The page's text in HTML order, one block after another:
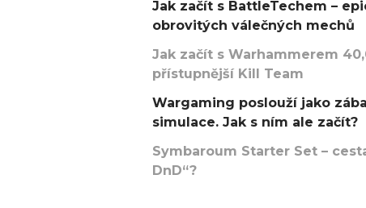
Jak začít s BattleTechem –
obrovitých válečných mechů
Jak začít s Warhammerem
přístupnější Kill Team
Wargaming poslouží jako
simulace. Jak s ním ale začít?
Symbaroum Starter Set –
DnD“?